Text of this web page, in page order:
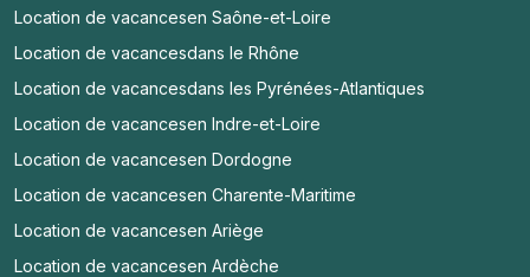
Location de vacancesen Saône-et-Loire
Location de vacancesdans le Rhône
Location de vacancesdans les Pyrénées-Atlantiques
Location de vacancesen Indre-et-Loire
Location de vacancesen Dordogne
Location de vacancesen Charente-Maritime
Location de vacancesen Ariège
Location de vacancesen Ardèche